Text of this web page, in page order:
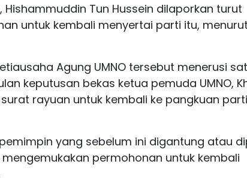
Hishammuddin Tun Hussein dilaporkan turut
untuk kembali menyertai parti itu,
Agung UMNO tersebut menerusi
keputusan bekas ketua pemuda UMNO,
rayuan untuk kembali ke pangkuan parti
yang sebelum ini digantung atau
permohonan untuk kembali